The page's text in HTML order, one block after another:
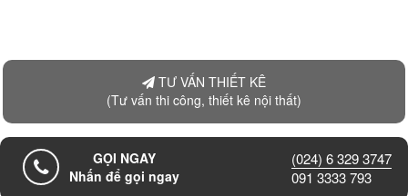
TƯ VẤN THIẾT KÊ
(Tư vấn thi công, thiết kê nội thất)
GỌI NGAY
Nhấn để gọi ngay
(024) 6 329 3747
091 3333 793